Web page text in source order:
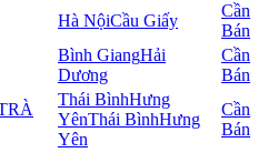
Hà NộiCầu Giấy
Cần
Bán
Bình GiangHải
Dương
Cần
Bán
Thái BìnhHưng
YênThái BìnhHưng
Yên
Cần
Bán